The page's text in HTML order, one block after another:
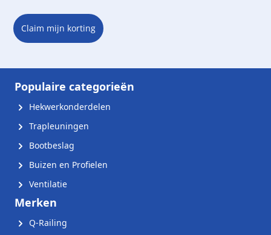
Claim mijn korting
Populaire categorieën
Hekwerkonderdelen
Trapleuningen
Bootbeslag
Buizen en Profielen
Ventilatie
Merken
Q-Railing